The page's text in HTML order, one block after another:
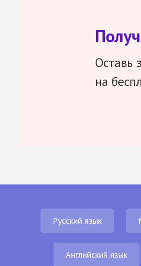
Оставь
на
Русский язык
Английский язык